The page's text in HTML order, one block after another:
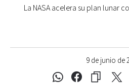
9 de junio de
La NASA acelera su plan lunar